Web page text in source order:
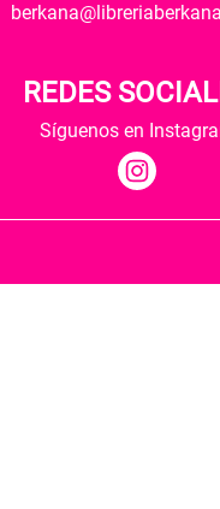
REDES
Síguenos en